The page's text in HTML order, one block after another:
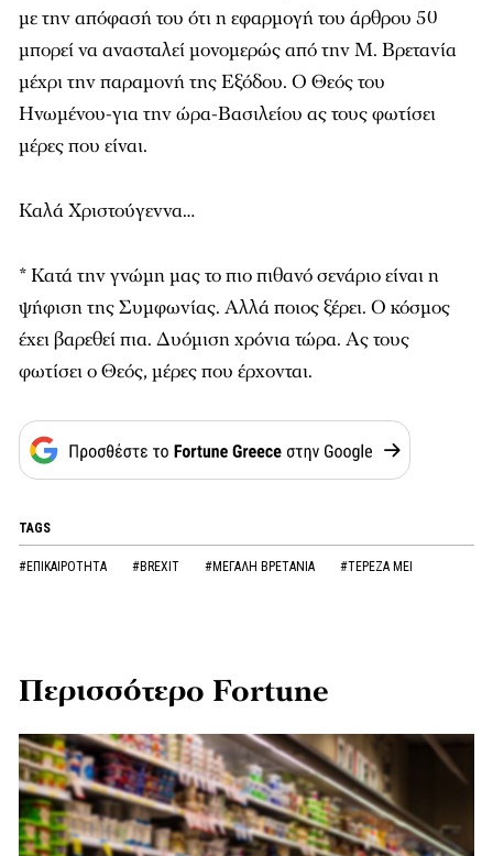
με την απόφασή του ότι η εφαρμογή του άρθρου 50
μπορεί να ανασταλεί μονομερώς από την Μ. Βρετανία
μέχρι την παραμονή της Εξόδου. Ο Θεός του
Ηνωμένου-για την ώρα-Βασιλείου ας τους φωτίσει
μέρες που είναι.
Καλά Χριστούγεννα…
* Κατά την γνώμη μας το πιο πιθανό σενάριο είναι η
ψήφιση της Συμφωνίας. Αλλά ποιος ξέρει. Ο κόσμος
έχει βαρεθεί πια. Δυόμιση χρόνια τώρα. Ας τους
φωτίσει ο Θεός, μέρες που έρχονται.
TAGS
#ΕΠΙΚΑΙΡΟΤΗΤΑ #BREXIT #ΜΕΓΑΛΗ ΒΡΕΤΑΝΙΑ #ΤΕΡΕΖΑ ΜΕΙ
Περισσότερο Fortune